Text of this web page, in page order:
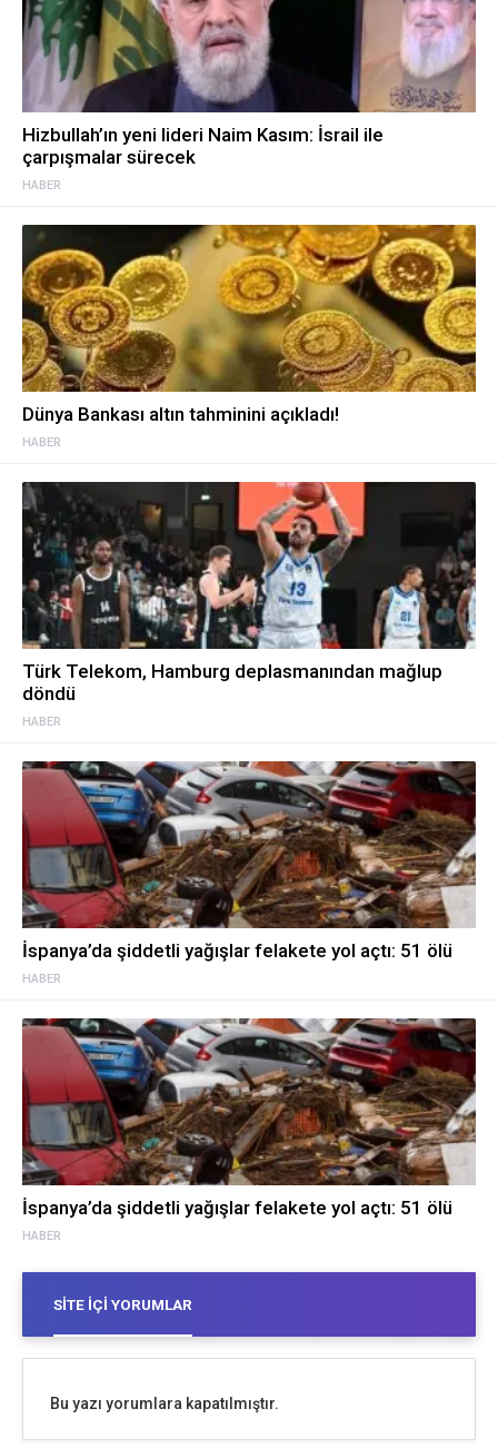
HABER
Hizbullah’ın yeni lideri Naim Kasım: İsrail ile
çarpışmalar sürecek
HABER
Dünya Bankası altın tahminini açıkladı!
HABER
Türk Telekom, Hamburg deplasmanından mağlup
döndü
HABER
İspanya’da şiddetli yağışlar felakete yol açtı: 51 ölü
HABER
İspanya’da şiddetli yağışlar felakete yol açtı: 51 ölü
SITE İÇI YORUMLAR
Bu yazı yorumlara kapatılmıştır.